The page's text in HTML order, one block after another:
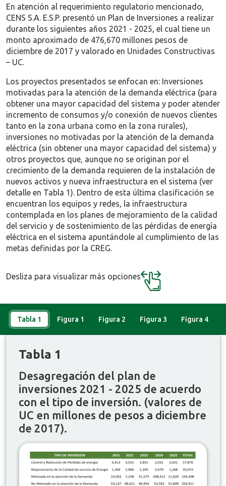
En atención al requerimiento regulatorio mencionado,
CENS S.A. E.S.P. presentó un Plan de Inversiones a realizar
durante los siguientes años 2021 - 2025, el cual tiene un
monto aproximado de 476,670 millones pesos de
diciembre de 2017 y valorado en Unidades Constructivas
– UC.
Los proyectos presentados se enfocan en: Inversiones
motivadas para la atención de la demanda eléctrica (para
obtener una mayor capacidad del sistema y poder atender
incremento de consumos y/o conexión de nuevos clientes
tanto en la zona urbana como en la zona rurales),
inversiones no motivadas por la atención de la demanda
eléctrica (sin obtener una mayor capacidad del sistema) y
otros proyectos que, aunque no se originan por el
crecimiento de la demanda requieren de la instalación de
nuevos activos y nueva infraestructura en el sistema (ver
detalle en Tabla 1). Dentro de esta última clasificación se
encuentran los equipos y redes, la infraestructura
contemplada en los planes de mejoramiento de la calidad
del servicio y de sostenimiento de las pérdidas de energía
eléctrica en el sistema apuntándole al cumplimiento de las
metas definidas por la CREG.
Desliza para visualizar más opciones
Tabla 1 Figura 1 Figura 2 Figura 3 Figura 4
Tabla 1
Desagregación del plan de
inversiones 2021 - 2025 de acuerdo
con el tipo de inversión. (valores de
UC en millones de pesos a diciembre
de 2017).